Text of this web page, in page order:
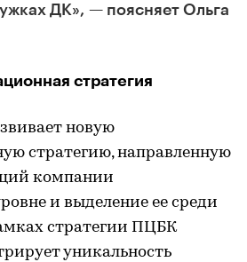
ДК», — поясняет Ольга
стратегия
новую
стратегию, направленную
компании
и выделение ее среди
стратегии ПЦБК
уникальность